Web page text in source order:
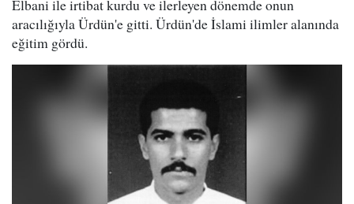
Elbani ile irtibat kurdu ve ilerleyen dönemde onun
aracılığıyla Ürdün'e gitti. Ürdün'de İslami ilimler alanında
eğitim gördü.